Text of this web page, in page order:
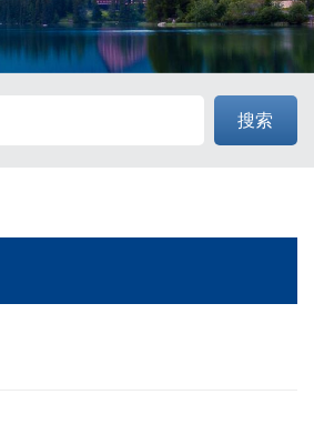
搜索